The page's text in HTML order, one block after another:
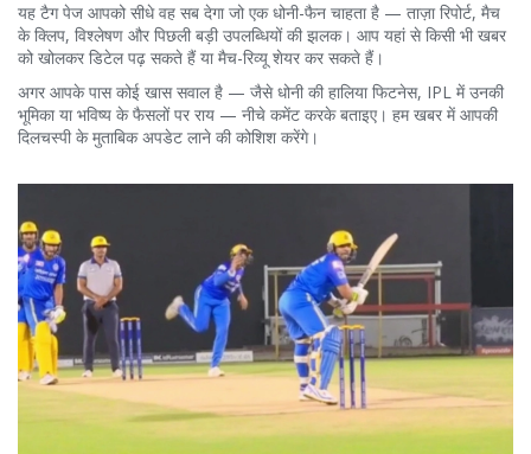
यह टैग पेज आपको सीधे वह सब देगा जो एक धोनी-फैन चाहता है — ताज़ा रिपोर्ट, मैच
के क्लिप, विश्लेषण और पिछली बड़ी उपलब्धियों की झलक। आप यहां से किसी भी खबर
को खोलकर डिटेल पढ़ सकते हैं या मैच-रिव्यू शेयर कर सकते हैं।
अगर आपके पास कोई खास सवाल है — जैसे धोनी की हालिया फिटनेस, IPL में उनकी
भूमिका या भविष्य के फैसलों पर राय — नीचे कमेंट करके बताइए। हम खबर में आपकी
दिलचस्पी के मुताबिक अपडेट लाने की कोशिश करेंगे।